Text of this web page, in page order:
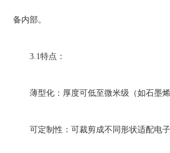
备内部。
3.1特点：
薄型化：厚度可低至微米级（如石墨烯
可定制性：可裁剪成不同形状适配电子